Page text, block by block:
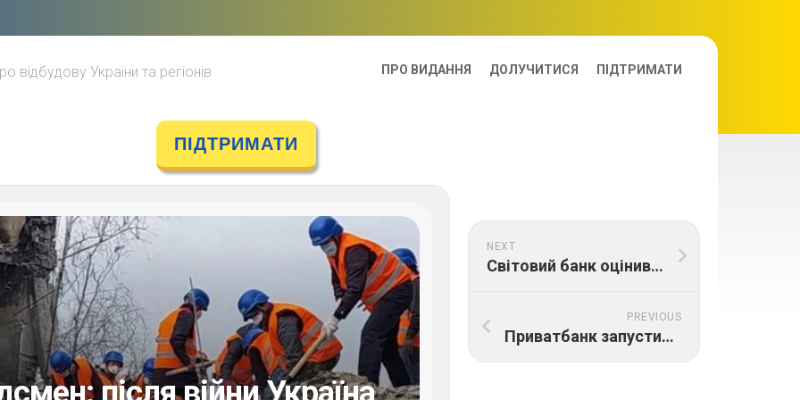
відбудову України та регіонів ПРО ВИДАННЯ ДОЛУЧИТИСЯ ПІДТРИМАТИ
ПІДТРИМАТИ
NEXT
Світовий банк оцінив потреби України у коштах на відновлення мінімум у 411 мільярдів доларів
PREVIOUS
Приватбанк запустив програму підтримки експортерів. Які умови